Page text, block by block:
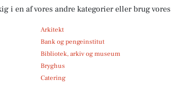
i en af vores andre kategorier eller brug vores
Arkitekt
Bank og pengeinstitut
Bibliotek, arkiv og museum
Bryghus
Catering